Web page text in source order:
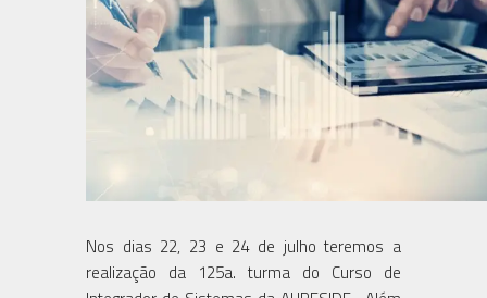
Nos dias 22, 23 e 24 de julho teremos a
realização da 125a. turma do Curso de